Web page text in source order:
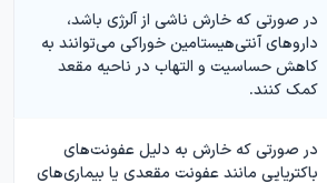
در صورتی که خارش ناشی از آلرژی باشد،
داروهای آنتی‌هیستامین خوراکی می‌توانند به
کاهش حساسیت و التهاب در ناحیه مقعد
کمک کنند.
در صورتی که خارش به دلیل عفونت‌های
باکتریایی مانند عفونت مقعدی یا بیماری‌های